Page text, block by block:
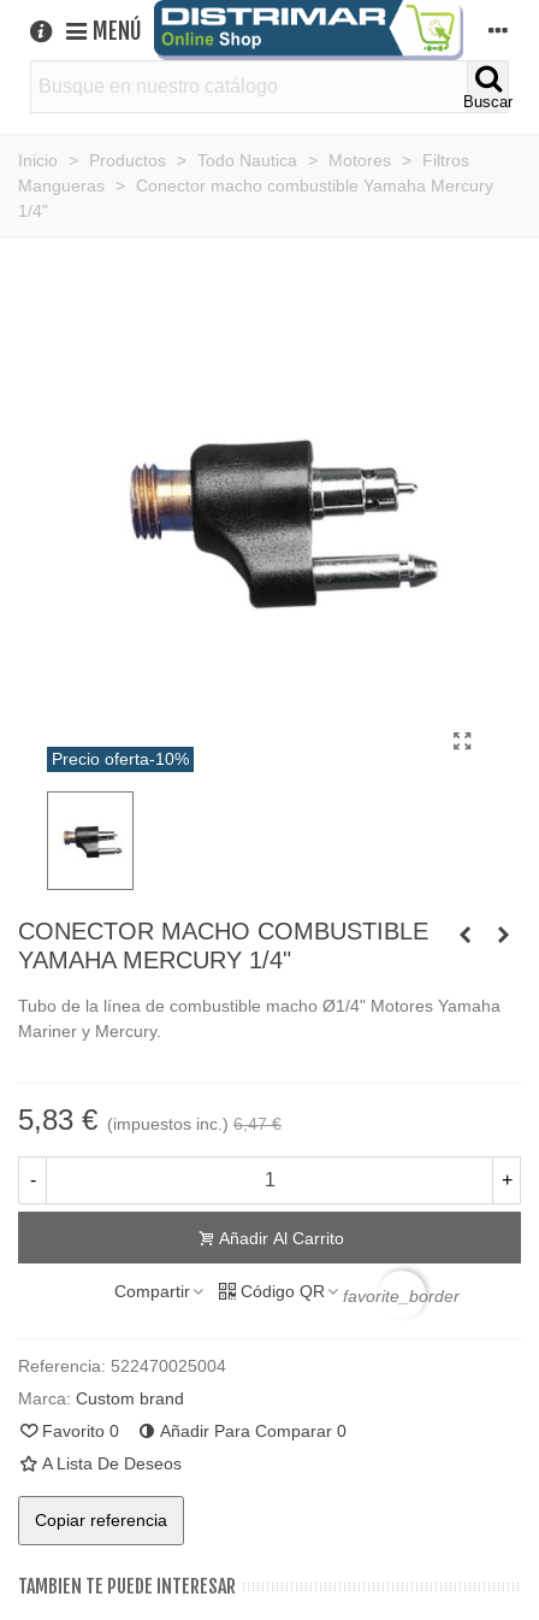
MENÚ
Buscar
Inicio > Productos > Todo Nautica > Motores >
Filtros
Mangueras
>
Conector macho combustible Yamaha Mercury
1/4"
Precio oferta-10%
CONECTOR MACHO COMBUSTIBLE
YAMAHA MERCURY 1/4"
Tubo de la línea de combustible macho Ø1/4" Motores Yamaha
Mariner y Mercury.
5,83 € (impuestos inc.) 6,47 €
- +
Añadir Al Carrito
Compartir Código QR favorite_border
Referencia: 522470025004
Marca: Custom brand
Favorito 0 Añadir Para Comparar 0
A Lista De Deseos
Copiar referencia
TAMBIEN TE PUEDE INTERESAR